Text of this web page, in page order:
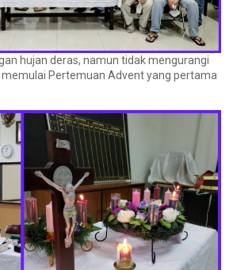
hujan deras, namun tidak mengurangi
Pertemuan Advent yang pertama